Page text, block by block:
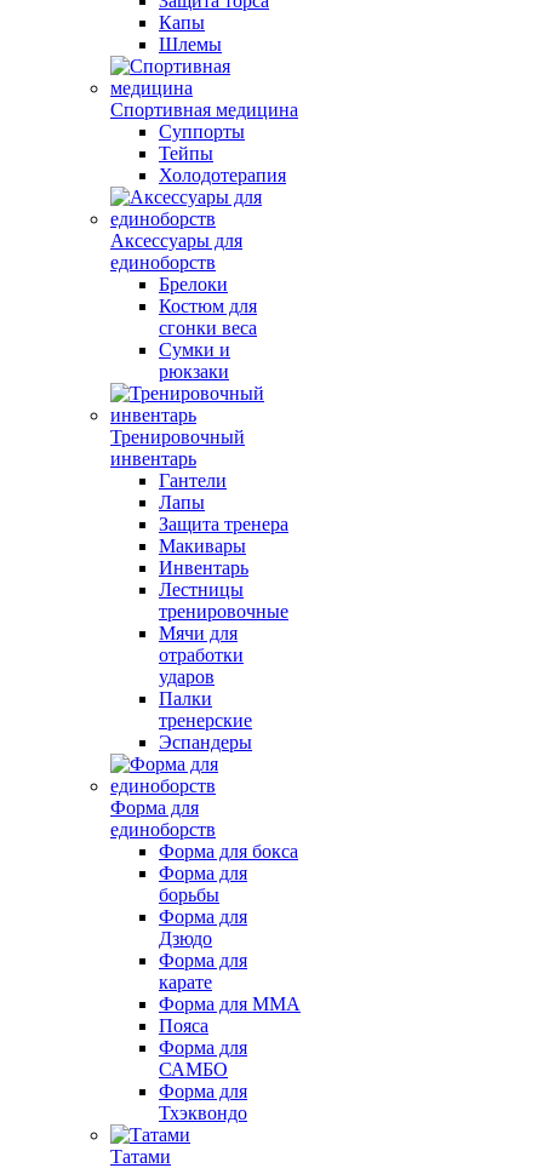
Капы
Шлемы
Спортивная медицина
Суппорты
Тейпы
Холодотерапия
Аксессуары для
единоборств
Брелоки
Костюм для
сгонки веса
Сумки и
рюкзаки
Тренировочный
инвентарь
Гантели
Лапы
Защита тренера
Макивары
Инвентарь
Лестницы
тренировочные
Мячи для
отработки
ударов
Палки
тренерские
Эспандеры
Форма для
единоборств
Форма для бокса
Форма для
борьбы
Форма для
Дзюдо
Форма для
карате
Форма для MMA
Пояса
Форма для
САМБО
Форма для
Тхэквондо
Татами